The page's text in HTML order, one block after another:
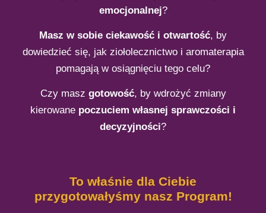
emocjonalnej?
Masz w sobie ciekawość i otwartość, by
dowiedzieć się, jak ziołolecznictwo i aromaterapia
pomagają w osiągnięciu tego celu?
Czy masz gotowość, by wdrożyć zmiany
kierowane poczuciem własnej sprawczości i
decyzyjności?
To właśnie dla Ciebie
przygotowałyśmy nasz Program!